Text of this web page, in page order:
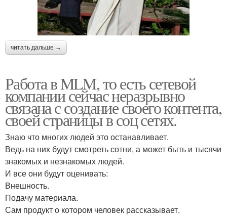
читать дальше →
Работа в MLM, то есть сетевой
компании сейчас неразрывно
связана с создание своего контента,
своей страницы в соц сетях.
Знаю что многих людей это останавливает.
Ведь на них будут смотреть сотни, а может быть и тысячи
знакомых и незнакомых людей.
И все они будут оценивать:
Внешность.
Подачу материала.
Сам продукт о котором человек рассказывает.